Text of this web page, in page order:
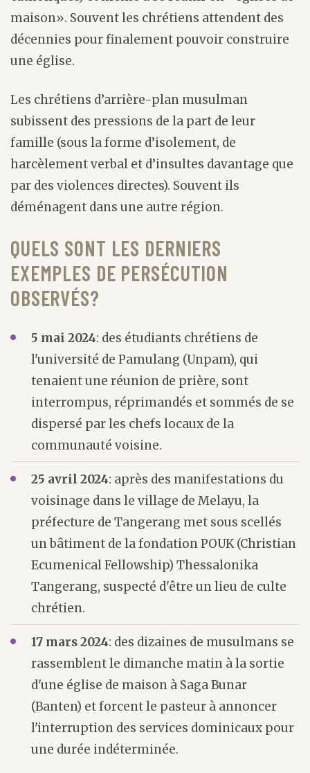
maison». Souvent les chrétiens attendent des
décennies pour finalement pouvoir construire
une église.
Les chrétiens d’arrière-plan musulman
subissent des pressions de la part de leur
famille (sous la forme d’isolement, de
harcèlement verbal et d’insultes davantage que
par des violences directes). Souvent ils
déménagent dans une autre région.
QUELS SONT LES DERNIERS
EXEMPLES DE PERSÉCUTION
OBSERVÉS?
5 mai 2024: des étudiants chrétiens de
l'université de Pamulang (Unpam), qui
tenaient une réunion de prière, sont
interrompus, réprimandés et sommés de se
dispersé par les chefs locaux de la
communauté voisine.
25 avril 2024: après des manifestations du
voisinage dans le village de Melayu, la
préfecture de Tangerang met sous scellés
un bâtiment de la fondation POUK (Christian
Ecumenical Fellowship) Thessalonika
Tangerang, suspecté d'être un lieu de culte
chrétien.
17 mars 2024: des dizaines de musulmans se
rassemblent le dimanche matin à la sortie
d'une église de maison à Saga Bunar
(Banten) et forcent le pasteur à annoncer
l'interruption des services dominicaux pour
une durée indéterminée.